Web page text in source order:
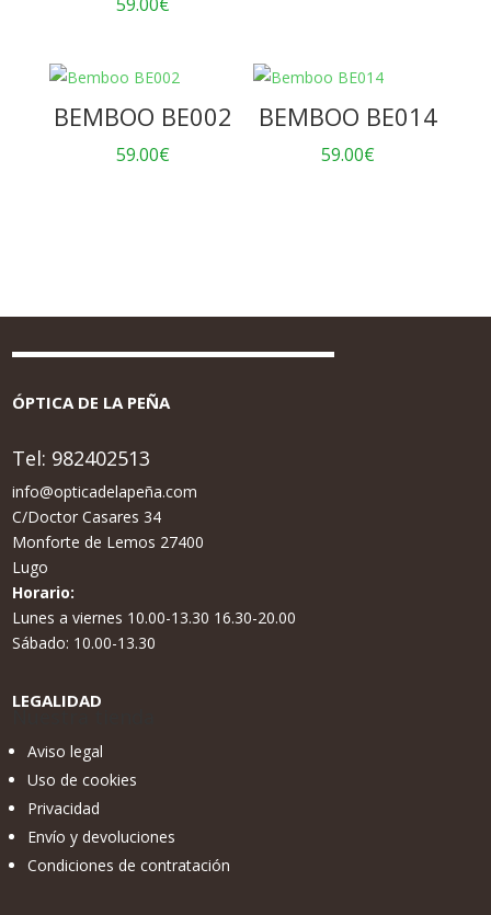
BEMBOO BE002
59.00€
BEMBOO BE014
59.00€
ÓPTICA DE LA PEÑA
Tel: 982402513
info@opticadelapeña.com
C/Doctor Casares 34
Monforte de Lemos 27400
Lugo
Horario:
Lunes a viernes 10.00-13.30 16.30-20.00
Sábado: 10.00-13.30
LEGALIDAD
Aviso legal
Uso de cookies
Privacidad
Envío y devoluciones
Condiciones de contratación